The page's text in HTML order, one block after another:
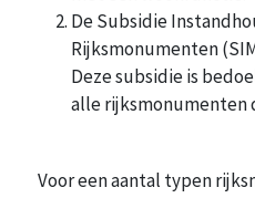
De Subsidie
Rijksmonumenten
Deze subsidie is
alle rijksmonumenten
Voor een aantal typen